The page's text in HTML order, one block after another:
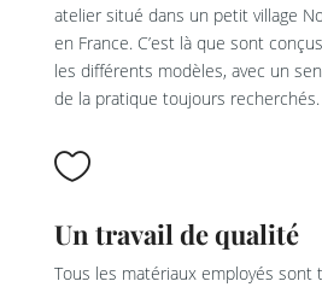
atelier situé dans un petit village
en France. C’est là que sont
les différents modèles, avec un
de la pratique toujours recherchés.

Un travail de qualité
Tous les matériaux employés sont